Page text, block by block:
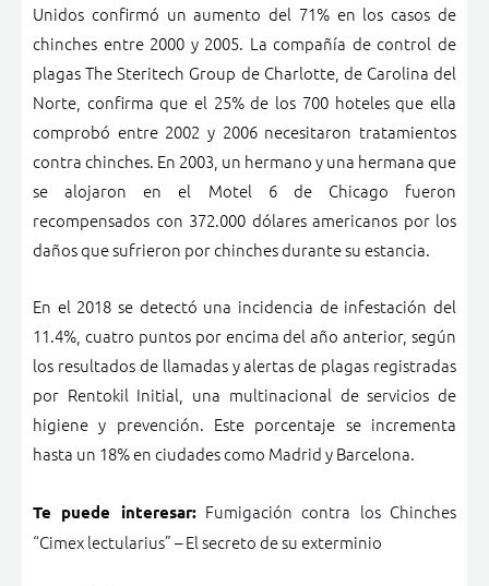
Unidos confirmó un aumento del 71% en los casos de
chinches entre 2000 y 2005. La compañía de control de
plagas The Steritech Group de Charlotte, de Carolina del
Norte, confirma que el 25% de los 700 hoteles que ella
comprobó entre 2002 y 2006 necesitaron tratamientos
contra chinches. En 2003, un hermano y una hermana que
se alojaron en el Motel 6 de Chicago fueron
recompensados con 372.000 dólares americanos por los
daños que sufrieron por chinches durante su estancia.
En el 2018 se detectó una incidencia de infestación del
11.4%, cuatro puntos por encima del año anterior, según
los resultados de llamadas y alertas de plagas registradas
por Rentokil Initial, una multinacional de servicios de
higiene y prevención. Este porcentaje se incrementa
hasta un 18% en ciudades como Madrid y Barcelona.
Te puede interesar: Fumigación contra los Chinches
“Cimex lectularius” – El secreto de su exterminio